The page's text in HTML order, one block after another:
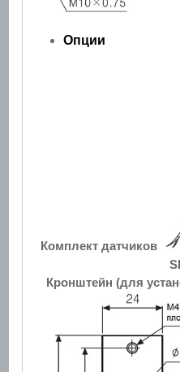
Опции
Комплект датчиков
Кронштейн (для